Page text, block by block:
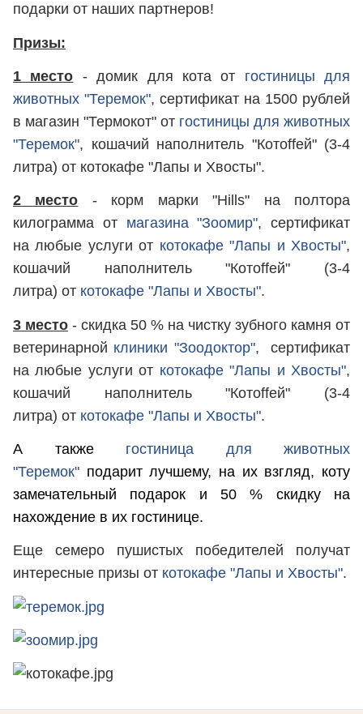
подарки от наших партнеров!
Призы:
1 место - домик для кота от гостиницы для
животных "Теремок", сертификат на 1500 рублей
в магазин "Термокот" от гостиницы для животных
"Теремок", кошачий наполнитель "Котоffей" (3-4
литра) от котокафе "Лапы и Хвосты".
2 место - корм марки "Hills" на полтора
килограмма от магазина "Зоомир", сертификат
на любые услуги от котокафе "Лапы и Хвосты",
кошачий наполнитель "Котоffей" (3-4
литра) от котокафе "Лапы и Хвосты".
3 место - скидка 50 % на чистку зубного камня от
ветеринарной клиники "Зоодоктор", сертификат
на любые услуги от котокафе "Лапы и Хвосты",
кошачий наполнитель "Котоffей" (3-4
литра) от котокафе "Лапы и Хвосты".
А также гостиница для животных
"Теремок" подарит лучшему, на их взгляд, коту
замечательный подарок и 50 % скидку на
нахождение в их гостинице.
Еще семеро пушистых победителей получат
интересные призы от котокафе "Лапы и Хвосты".